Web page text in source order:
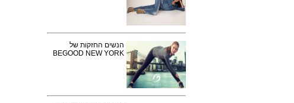
הנשים החזקות של
BEGOOD NEW YORK